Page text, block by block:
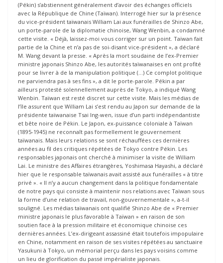
(Pékin) s’abstiennent généralement d’avoir des échanges officiels
avec la République de Chine (Taïwan). Interrogé hier sur la présence
du vice-président taïwanais William Lai aux funérailles de Shinzo Abe,
un porte-parole de la diplomatie chinoise, Wang Wenbin, a condamné
cette visite. « Déjà, laissez-moi vous corriger sur un point. Taïwan fait
partie de la Chine et n’a pas de soi-disant vice-président », a déclaré
M. Wang devant la presse. « Après la mort soudaine de l’ex-Premier
ministre japonais Shinzo Abe, les autorités taïwanaises en ont profité
pour se livrer à de la manipulation politique (…) Ce complot politique
ne parviendra pas à ses fins », a dit le porte-parole. Pékin a par
ailleurs protesté solennellement auprès de Tokyo, a indiqué Wang
Wenbin. Taïwan est resté discret sur cette visite. Mais les médias de
l’île assurent que William Lai s’est rendu au Japon sur demande de la
présidente taïwanaise Tsai Ing-wen, issue d’un parti indépendantiste
et bête noire de Pékin. Le Japon, ex-puissance coloniale à Taïwan
(1895-1945) ne reconnaît pas formellement le gouvernement
taïwanais. Mais leurs relations se sont réchauffées ces dernières
années au fil des critiques répétées de Tokyo contre Pékin. Les
responsables japonais ont cherché à minimiser la visite de William
Lai. Le ministre des Affaires étrangères, Yoshimasa Hayashi, a déclaré
hier que le responsable taïwanais avait assisté aux funérailles « à titre
privé ». « Il n’y a aucun changement dans la politique fondamentale
de notre pays qui consiste à maintenir nos relations avec Taïwan sous
la forme d’une relation de travail, non-gouvernementale », a-t-il
souligné. Les médias taïwanais ont qualifié Shinzo Abe de « Premier
ministre japonais le plus favorable à Taïwan » en raison de son
soutien face à la pression militaire et économique chinoise ces
dernières années. L’ex-dirigeant assassiné était toutefois impopulaire
en Chine, notamment en raison de ses visites répétées au sanctuaire
Yasukuni à Tokyo, un mémorial perçu dans les pays voisins comme
un lieu de glorification du passé impérialiste japonais.